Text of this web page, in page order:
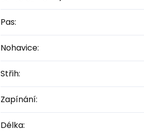
Pas:
Nohavice:
Střih:
Zapínání:
Délka: